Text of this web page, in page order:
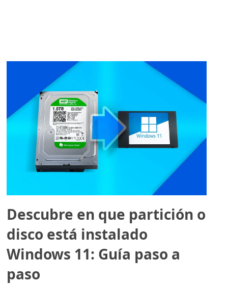
Descubre en que partición o
disco está instalado
Windows 11: Guía paso a
paso